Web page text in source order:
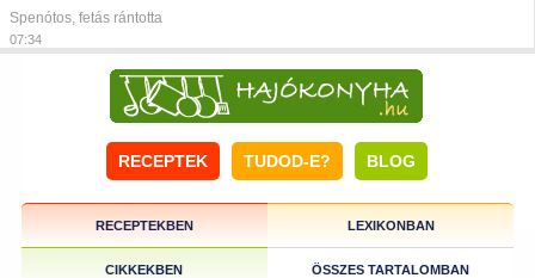
Spenótos, fetás rántotta
07:34
RECEPTEK TUDOD-E? BLOG
RECEPTEKBEN LEXIKONBAN
CIKKEKBEN ÖSSZES TARTALOMBAN